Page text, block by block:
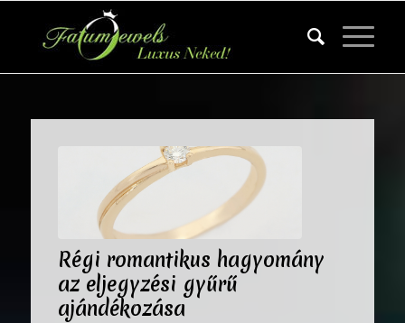
Régi romantikus hagyomány
az eljegyzési gyűrű
ajándékozása